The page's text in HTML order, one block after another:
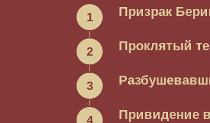
Призрак
Проклятый
Привидение